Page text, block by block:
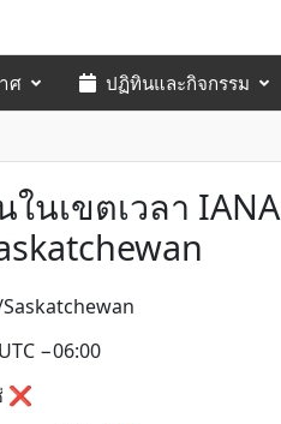
ศ ปฏิทินและกิจกรรม
ในเขตเวลา IANA
−06:00
❌